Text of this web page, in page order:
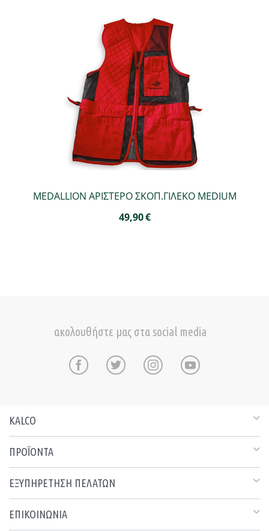
MEDALLION ΑΡΙΣΤΕΡΟ ΣΚΟΠ.ΓΙΛΕΚΟ MEDIUM
49,90€
ακολουθήστε μας στα social media
KALCO
ΠΡΟΪΟΝΤΑ
ΕΞΥΠΗΡΕΤΗΣΗ ΠΕΛΑΤΩΝ
ΕΠΙΚΟΙΝΩΝΙΑ